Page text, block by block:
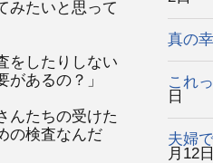
みたいと思って
をしたりしない
あるの？」
んたちの受けた
の検査なんだ
真の
これ
日
夫婦
月12日